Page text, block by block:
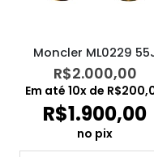
Moncler ML0229
R$2.000,00
Em até 10x de R$
R$1.900,00
no pix